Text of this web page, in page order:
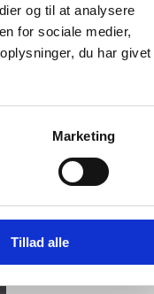
og til at analysere
for sociale medier,
du har givet
Marketing
Tillad alle